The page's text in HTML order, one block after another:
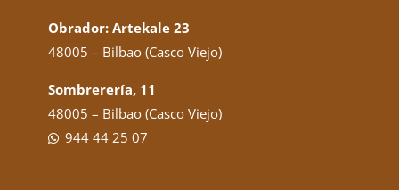
Obrador: Artekale 23
48005 – Bilbao (Casco Viejo)
Sombrerería, 11
48005 – Bilbao (Casco Viejo)
944 44 25 07